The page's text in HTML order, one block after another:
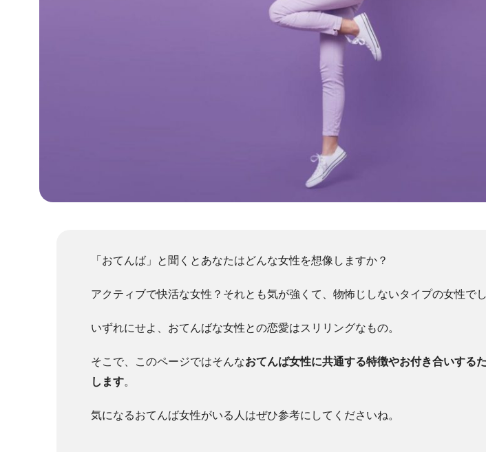
「おてんば」と聞くとあなたはどんな女性を想像しますか？
アクティブで快活な女性？それとも気が強くて、物怖じしないタイプの女性でし
いずれにせよ、おてんばな女性との恋愛はスリリングなもの。
そこで、このページではそんなおてんば女性に共通する特徴やお付き合いする
します。
気になるおてんば女性がいる人はぜひ参考にしてくださいね。